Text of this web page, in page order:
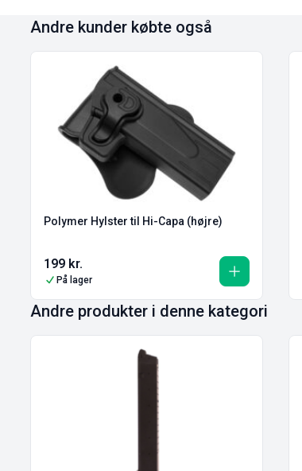
Andre kunder købte også
Polymer Hylster til Hi-Capa (højre)
199 kr.
På lager
Andre produkter i denne kategori